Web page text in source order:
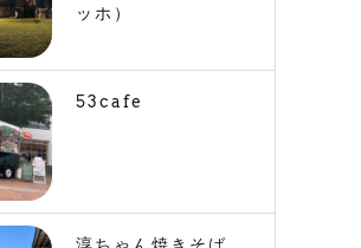
ッホ）
53cafe